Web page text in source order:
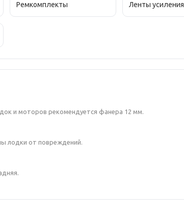
Ремкомплекты Ленты усиления
и моторов рекомендуется фанера 12 мм.
лодки от повреждений.